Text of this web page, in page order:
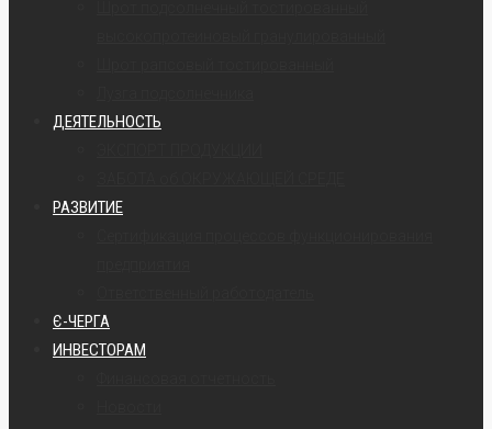
ДЕЯТЕЛЬНОСТЬ
РАЗВИТИЕ
Є-ЧЕРГА
ИНВЕСТОРАМ